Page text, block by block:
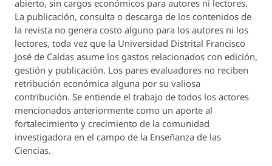
abierto, sin cargos económicos para autores ni lectores.
La publicación, consulta o descarga de los contenidos de
la revista no genera costo alguno para los autores ni los
lectores, toda vez que la Universidad Distrital Francisco
José de Caldas asume los gastos relacionados con edición,
gestión y publicación. Los pares evaluadores no reciben
retribución económica alguna por su valiosa
contribución. Se entiende el trabajo de todos los actores
mencionados anteriormente como un aporte al
fortalecimiento y crecimiento de la comunidad
investigadora en el campo de la Enseñanza de las
Ciencias.